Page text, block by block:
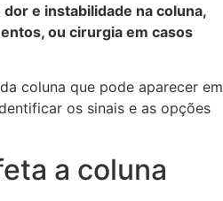
e instabilidade na coluna,
ou cirurgia em casos
coluna que pode aparecer em
os sinais e as opções
a coluna